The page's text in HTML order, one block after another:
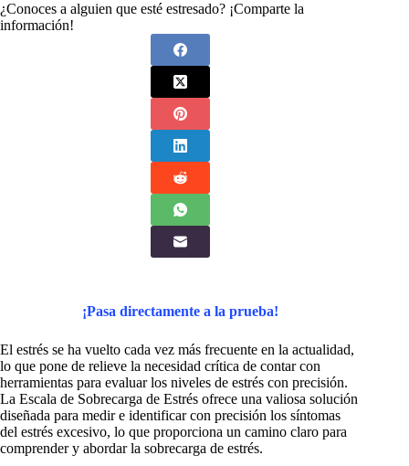
¿Conoces a alguien que esté estresado? ¡Comparte la
información!
¡Pasa directamente a la prueba!
El estrés se ha vuelto cada vez más frecuente en la actualidad,
lo que pone de relieve la necesidad crítica de contar con
herramientas para evaluar los niveles de estrés con precisión.
La Escala de Sobrecarga de Estrés ofrece una valiosa solución
diseñada para medir e identificar con precisión los síntomas
del estrés excesivo, lo que proporciona un camino claro para
comprender y abordar la sobrecarga de estrés.